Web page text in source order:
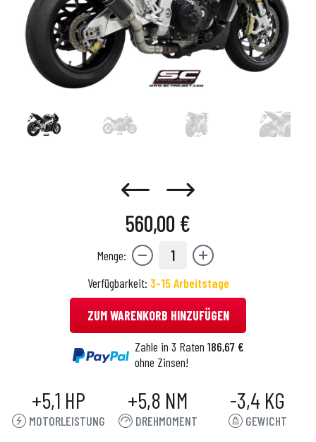
560,00 €
Menge: 1
Verfügbarkeit: 3-15 Arbeitstage
ZUM WARENKORB HINZUFÜGEN
Zahle in 3 Raten 186,67 €
ohne Zinsen!
+5,1 HP
MOTORLEISTUNG
+5,8 NM
DREHMOMENT
-3,4 KG
GEWICHT